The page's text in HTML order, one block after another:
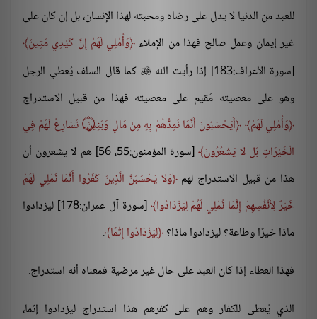
للعبد من الدنيا لا يدل على رضاه ومحبته لهذا الإنسان، بل إن كان على
غير إيمان وعمل صالح فهذا من الإملاء وَأُمْلِي لَهُمْ إِنَّ كَيْدِي مَتِينٌ
[سورة الأعراف:183] إذا رأيت الله
 كما قال السلف يُعطي الرجل
وهو على معصيته مُقيم على معصيته فهذا من قبيل الاستدراج
وَأُمْلِي لَهُمْ
أَيَحْسَبُونَ أَنَّمَا نُمِدُّهُمْ بِهِ مِنْ مَالٍ وَبَنِينَ ۝ نُسَارِعُ لَهُمْ فِي
الْخَيْرَاتِ بَل لا يَشْعُرُونَ
[سورة المؤمنون:55، 56] هم لا يشعرون أن
هذا من قبيل الاستدراج لهم وَلا يَحْسَبَنَّ الَّذِينَ كَفَرُوا أَنَّمَا نُمْلِي لَهُمْ
خَيْرٌ لِأَنْفُسِهِمْ إِنَّمَا نُمْلِي لَهُمْ لِيَزْدَادُوا
[سورة آل عمران:178] ليزدادوا
ماذا خيرًا وطاعة؟ ليزدادوا ماذا؟ لِيَزْدَادُوا إِثْمًا .
فهذا العطاء إذا كان العبد على حال غير مرضية فمعناه أنه استدراج.
الذي يُعطى للكفار وهم على كفرهم هذا استدراج ليزدادوا إثما،